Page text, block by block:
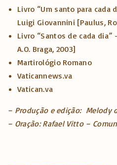
Livro “Um santo para cada
Luigi Giovannini [Paulus,
Livro “Santos de cada dia”
A.O. Braga, 2003]
Martirológio Romano
Vaticannews.va
Vatican.va
– Produção e edição: Melody
– Oração: Rafael Vitto –